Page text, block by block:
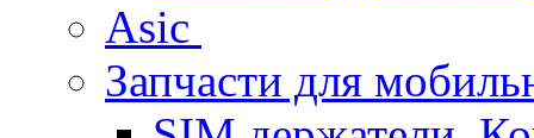
Asic
Запчасти для